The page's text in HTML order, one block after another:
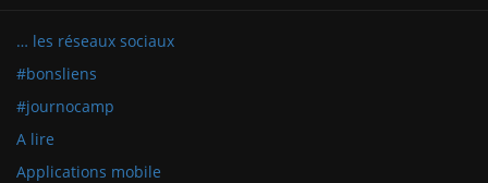
… les réseaux sociaux
#bonsliens
#journocamp
A lire
Applications mobile